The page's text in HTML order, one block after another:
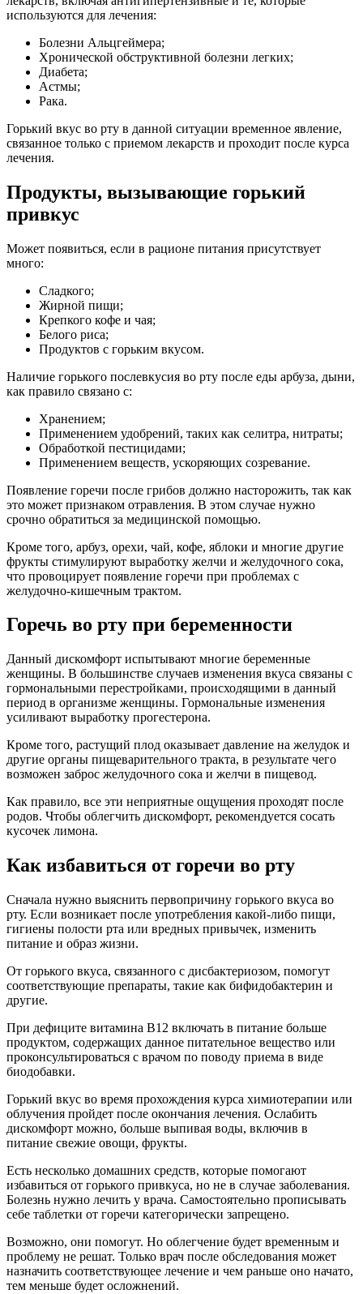
используются для лечения:
Болезни Альцгеймера;
Хронической обструктивной болезни легких;
Диабета;
Астмы;
Рака.
Горький вкус во рту в данной ситуации временное явление,
связанное только с приемом лекарств и проходит после курса
лечения.
Продукты, вызывающие горький
привкус
Может появиться, если в рационе питания присутствует
много:
Сладкого;
Жирной пищи;
Крепкого кофе и чая;
Белого риса;
Продуктов с горьким вкусом.
Наличие горького послевкусия во рту после еды арбуза, дыни,
как правило связано с:
Хранением;
Применением удобрений, таких как селитра, нитраты;
Обработкой пестицидами;
Применением веществ, ускоряющих созревание.
Появление горечи после грибов должно насторожить, так как
это может признаком отравления. В этом случае нужно
срочно обратиться за медицинской помощью.
Кроме того, арбуз, орехи, чай, кофе, яблоки и многие другие
фрукты стимулируют выработку желчи и желудочного сока,
что провоцирует появление горечи при проблемах с
желудочно-кишечным трактом.
Горечь во рту при беременности
Данный дискомфорт испытывают многие беременные
женщины. В большинстве случаев изменения вкуса связаны с
гормональными перестройками, происходящими в данный
период в организме женщины. Гормональные изменения
усиливают выработку прогестерона.
Кроме того, растущий плод оказывает давление на желудок и
другие органы пищеварительного тракта, в результате чего
возможен заброс желудочного сока и желчи в пищевод.
Как правило, все эти неприятные ощущения проходят после
родов. Чтобы облегчить дискомфорт, рекомендуется сосать
кусочек лимона.
Как избавиться от горечи во рту
Сначала нужно выяснить первопричину горького вкуса во
рту. Если возникает после употребления какой-либо пищи,
гигиены полости рта или вредных привычек, изменить
питание и образ жизни.
От горького вкуса, связанного с дисбактериозом, помогут
соответствующие препараты, такие как бифидобактерин и
другие.
При дефиците витамина В12 включать в питание больше
продуктом, содержащих данное питательное вещество или
проконсультироваться с врачом по поводу приема в виде
биодобавки.
Горький вкус во время прохождения курса химиотерапии или
облучения пройдет после окончания лечения. Ослабить
дискомфорт можно, больше выпивая воды, включив в
питание свежие овощи, фрукты.
Есть несколько домашних средств, которые помогают
избавиться от горького привкуса, но не в случае заболевания.
Болезнь нужно лечить у врача. Самостоятельно прописывать
себе таблетки от горечи категорически запрещено.
Возможно, они помогут. Но облегчение будет временным и
проблему не решат. Только врач после обследования может
назначить соответствующее лечение и чем раньше оно начато,
тем меньше будет осложнений.